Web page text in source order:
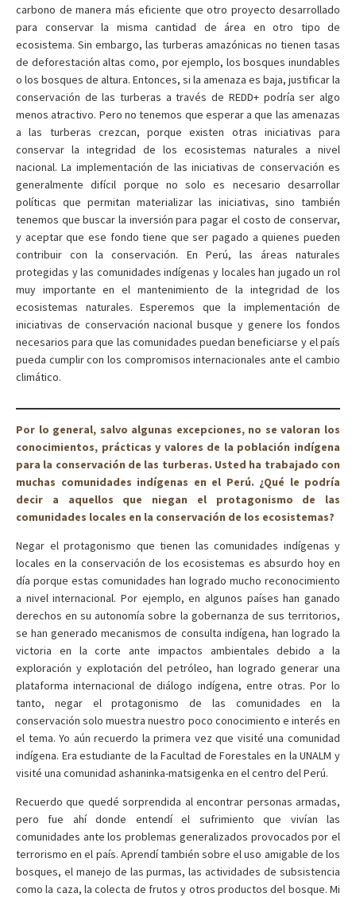
carbono de manera más eficiente que otro proyecto desarrollado
para conservar la misma cantidad de área en otro tipo de
ecosistema. Sin embargo, las turberas amazónicas no tienen tasas
de deforestación altas como, por ejemplo, los bosques inundables
o los bosques de altura. Entonces, si la amenaza es baja, justificar la
conservación de las turberas a través de REDD+ podría ser algo
menos atractivo. Pero no tenemos que esperar a que las amenazas
a las turberas crezcan, porque existen otras iniciativas para
conservar la integridad de los ecosistemas naturales a nivel
nacional. La implementación de las iniciativas de conservación es
generalmente difícil porque no solo es necesario desarrollar
políticas que permitan materializar las iniciativas, sino también
tenemos que buscar la inversión para pagar el costo de conservar,
y aceptar que ese fondo tiene que ser pagado a quienes pueden
contribuir con la conservación. En Perú, las áreas naturales
protegidas y las comunidades indígenas y locales han jugado un rol
muy importante en el mantenimiento de la integridad de los
ecosistemas naturales. Esperemos que la implementación de
iniciativas de conservación nacional busque y genere los fondos
necesarios para que las comunidades puedan beneficiarse y el país
pueda cumplir con los compromisos internacionales ante el cambio
climático.
Por lo general, salvo algunas excepciones, no se valoran los
conocimientos, prácticas y valores de la población indígena
para la conservación de las turberas. Usted ha trabajado con
muchas comunidades indígenas en el Perú. ¿Qué le podría
decir a aquellos que niegan el protagonismo de las
comunidades locales en la conservación de los ecosistemas?
Negar el protagonismo que tienen las comunidades indígenas y
locales en la conservación de los ecosistemas es absurdo hoy en
día porque estas comunidades han logrado mucho reconocimiento
a nivel internacional. Por ejemplo, en algunos países han ganado
derechos en su autonomía sobre la gobernanza de sus territorios,
se han generado mecanismos de consulta indígena, han logrado la
victoria en la corte ante impactos ambientales debido a la
exploración y explotación del petróleo, han logrado generar una
plataforma internacional de diálogo indígena, entre otras. Por lo
tanto, negar el protagonismo de las comunidades en la
conservación solo muestra nuestro poco conocimiento e interés en
el tema. Yo aún recuerdo la primera vez que visité una comunidad
indígena. Era estudiante de la Facultad de Forestales en la UNALM y
visité una comunidad ashaninka-matsigenka en el centro del Perú.
Recuerdo que quedé sorprendida al encontrar personas armadas,
pero fue ahí donde entendí el sufrimiento que vivían las
comunidades ante los problemas generalizados provocados por el
terrorismo en el país. Aprendí también sobre el uso amigable de los
bosques, el manejo de las purmas, las actividades de subsistencia
como la caza, la colecta de frutos y otros productos del bosque. Mi